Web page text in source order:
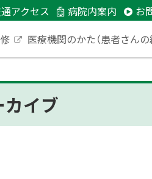
アクセス 病院内案内
お
部
イ
ト
医療機関のかた（患者さんの
カイブ